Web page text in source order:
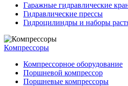
Гаражные гидравлические
Гидравлические прессы
Гидроцилиндры и наборы
Компрессоры
Компрессорное оборудование
Поршневой компрессор
Поршневые компрессоры